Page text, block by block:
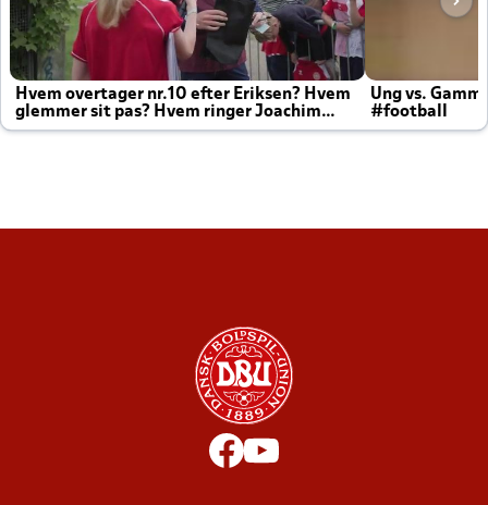
Hvem overtager nr.10 efter Eriksen? Hvem
glemmer sit pas? Hvem ringer Joachim
altid til efter kampe?
Ung vs.
#football